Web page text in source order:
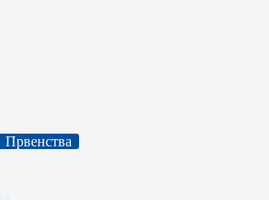
Првенства